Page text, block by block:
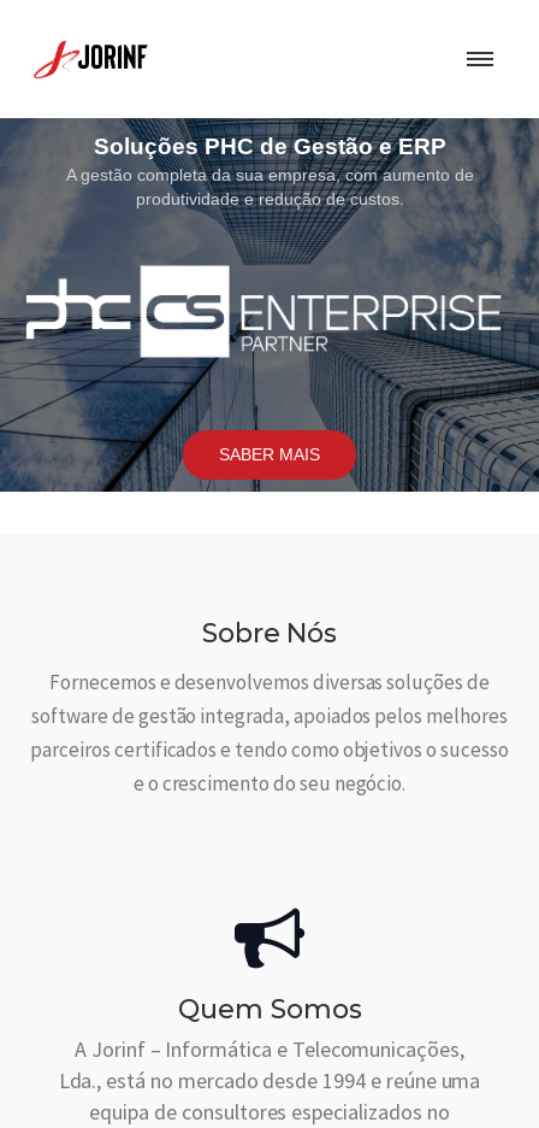
Soluções de Segurança
Uma Solução de Segurança bem concebida torna-se fundamental para
assegurar a proteção dos sistemas e soluções por nós implementados.
SABER MAIS
Sobre Nós
Fornecemos e desenvolvemos diversas soluções de
software de gestão integrada, apoiados pelos melhores
parceiros certificados e tendo como objetivos o sucesso
e o crescimento do seu negócio.
Quem Somos
A Jorinf – Informática e Telecomunicações,
Lda., está no mercado desde 1994 e reúne uma
equipa de consultores especializados no